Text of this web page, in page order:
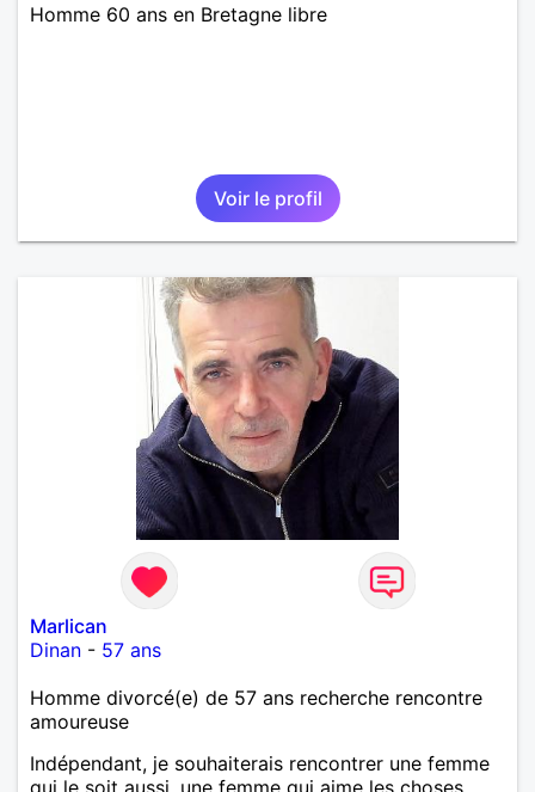
Homme 60 ans en Bretagne libre
Voir le profil
Marlican
Dinan - 57 ans
Homme divorcé(e) de 57 ans recherche rencontre
amoureuse
Indépendant, je souhaiterais rencontrer une femme
qui le soit aussi, une femme qui aime les choses